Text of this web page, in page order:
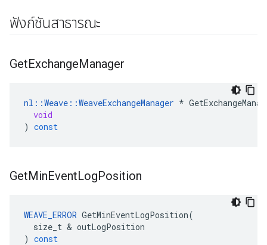
ฟังก์ชันสาธารณะ
GetExchangeManager
nl ::Weave ::WeaveExchangeManager *
void
) const
GetMinEventLogPosition
WEAVE_ERROR GetMinEventLogPosition(
size_t & outLogPosition
) const